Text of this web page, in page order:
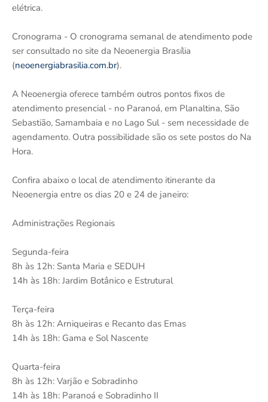
elétrica.
Cronograma - O cronograma semanal de atendimento pode
ser consultado no site da Neoenergia Brasília
(neoenergiabrasilia.com.br).
A Neoenergia oferece também outros pontos fixos de
atendimento presencial - no Paranoá, em Planaltina, São
Sebastião, Samambaia e no Lago Sul - sem necessidade de
agendamento. Outra possibilidade são os sete postos do Na
Hora.
Confira abaixo o local de atendimento itinerante da
Neoenergia entre os dias 20 e 24 de janeiro:
Administrações Regionais
Segunda-feira
8h às 12h: Santa Maria e SEDUH
14h às 18h: Jardim Botânico e Estrutural
Terça-feira
8h às 12h: Arniqueiras e Recanto das Emas
14h às 18h: Gama e Sol Nascente
Quarta-feira
8h às 12h: Varjão e Sobradinho
14h às 18h: Paranoá e Sobradinho II